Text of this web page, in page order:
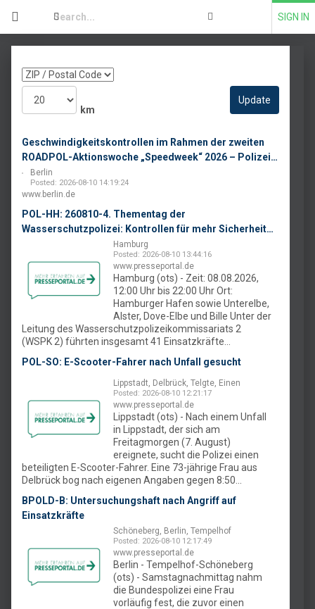
SIGN IN
km
Geschwindigkeitskontrollen im Rahmen der zweiten
ROADPOL-Aktionswoche „Speedweek“ 2026 – Polizei
Berlin zieht Bilanz
Berlin
Posted: 2026-08-10 14:19:24
www.berlin.de
POL-HH: 260810-4. Thementag der
Wasserschutzpolizei: Kontrollen für mehr Sicherheit
auf Hamburgs Gewässern
Hamburg
Posted: 2026-08-10 13:44:16
www.presseportal.de
Hamburg (ots) - Zeit: 08.08.2026,
12:00 Uhr bis 22:00 Uhr Ort:
Hamburger Hafen sowie Unterelbe,
Alster, Dove-Elbe und Bille Unter der
Leitung des Wasserschutzpolizeikommissariats 2
(WSPK 2) führten insgesamt 41 Einsatzkräfte...
POL-SO: E-Scooter-Fahrer nach Unfall gesucht
Lippstadt, Delbrück, Telgte, Einen
Posted: 2026-08-10 12:21:17
www.presseportal.de
Lippstadt (ots) - Nach einem Unfall
in Lippstadt, der sich am
Freitagmorgen (7. August)
ereignete, sucht die Polizei einen
beteiligten E-Scooter-Fahrer. Eine 73-jährige Frau aus
Delbrück bog nach eigenen Angaben gegen 8:50...
BPOLD-B: Untersuchungshaft nach Angriff auf
Einsatzkräfte
Schöneberg, Berlin, Tempelhof
Posted: 2026-08-10 12:17:49
www.presseportal.de
Berlin - Tempelhof-Schöneberg
(ots) - Samstagnachmittag nahm
die Bundespolizei eine Frau
vorläufig fest, die zuvor einen